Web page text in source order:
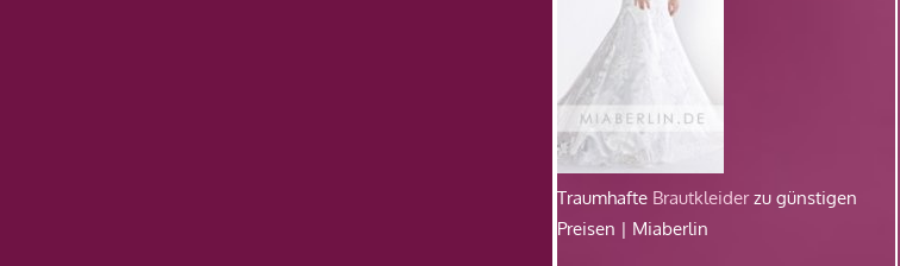
Traumhafte Brautkleiderzu günstigen
Preisen | Miaberlin